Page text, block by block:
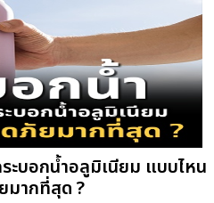
ะบอกน้ำอลูมิเนียม แบบไหน
มากที่สุด ?